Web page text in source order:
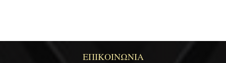
ΕΠΙΚΟΙΝΩΝΙΑ